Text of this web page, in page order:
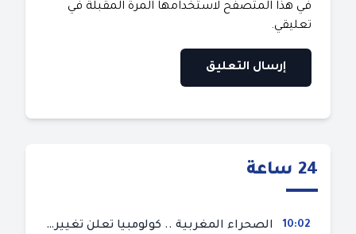
في هذا المتصفح لاستخدامها المرة المقبلة في
تعليقي.
24 ساعة
10:02 الصحراء المغربية .. كولومبيا تعلن تغييرا في موقفها وتعترف بسيادة المغرب على صحرائه